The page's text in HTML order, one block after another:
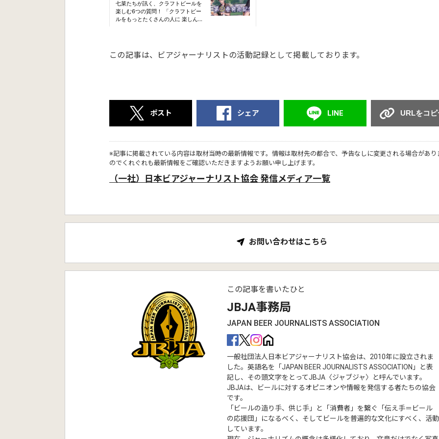
この記事は、ビアジャーナリストの活動記録として掲載しております。
ポスト シェア LINE URLをコピ
※記事に掲載されている内容は取材当時の最新情報です。情報は取材先の都合で、予告なしに変更される場合があり
のでくれぐれも最新情報をご確認いただきますようお願い申し上げます。
（一社）日本ビアジャーナリスト協会 発信メディア一覧
お問い合わせはこちら
この記事を書いたひと
JBJA事務局
JAPAN BEER JOURNALISTS ASSOCIATION
一般社団法人日本ビアジャーナリスト協会は、2010年に設立されま
した。英語名を「JAPAN BEER JOURNALISTS ASSOCIATION」と表
記し、その頭文字をとってJBJA〈ジャブジャ〉と呼んでいます。
JBJAは、ビールに対するオピニオンや情報を発信する者たちの協会
です。
「ビールの造り手、供じ手」と「消費者」を繋ぐ「伝え手＝ビール
の応援団」になるべく、そしてビールを普遍的な文化にすべく、活動
しています。